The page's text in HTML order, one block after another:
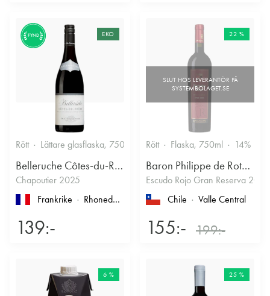
FYND EKO
Rött Lättare glasflaska, 750ml 13.5% Kryddigt & Mustigt
Belleruche Côtes-du-Rhône
Chapoutier 2025
Frankrike
Rhonedalen , Côtes du Rhône
139:-
22 %
Rött Flaska, 750ml 14%
Baron Philippe de Rothschild Chile SA
Escudo Rojo Gran Reserva 2022
Chile
Valle Central
155:- 199:-
6 % 25 %